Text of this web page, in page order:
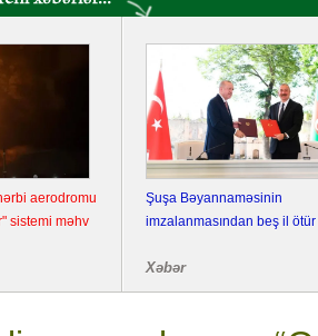
aerodromu
məhv
Şuşa Bəyannaməsinin
imzalanmasından beş il ötür
Xəbər